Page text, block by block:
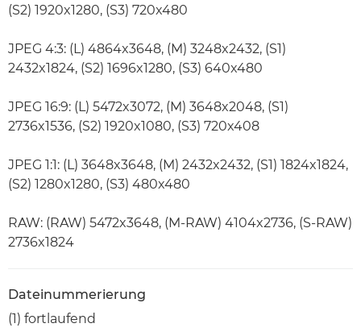
(S2) 1920x1280, (S3) 720x480
JPEG 4:3: (L) 4864x3648, (M) 3248x2432, (S1)
2432x1824, (S2) 1696x1280, (S3) 640x480
JPEG 16:9: (L) 5472x3072, (M) 3648x2048, (S1)
2736x1536, (S2) 1920x1080, (S3) 720x408
JPEG 1:1: (L) 3648x3648, (M) 2432x2432, (S1) 1824x1824,
(S2) 1280x1280, (S3) 480x480
RAW: (RAW) 5472x3648, (M-RAW) 4104x2736, (S-RAW)
2736x1824
Dateinummerierung
(1) fortlaufend